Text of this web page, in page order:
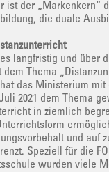
ist der „Markenkern“
die duale
langfristig und über
dem Thema
das Ministerium mit
2021 dem Thema
in ziemlich
und auf
Speziell für die
wurden viele